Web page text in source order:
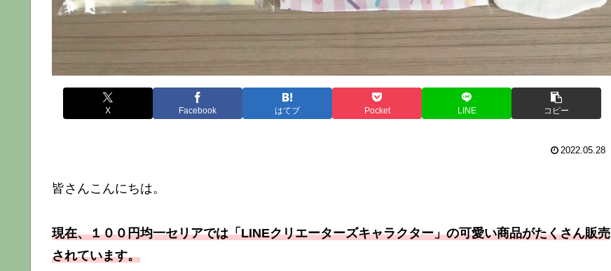
X Facebook はてブ Pocket LINE コピー
2022.05.28
皆さんこんにちは。
現在、１００円均一セリアでは「LINEクリエーターズキャラクター」の可愛い商品がたくさん販売
されています。